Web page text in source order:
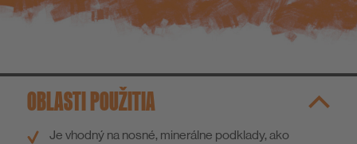
OBLASTI POUŽITIA
Je vhodný na nosné, minerálne podklady, ako